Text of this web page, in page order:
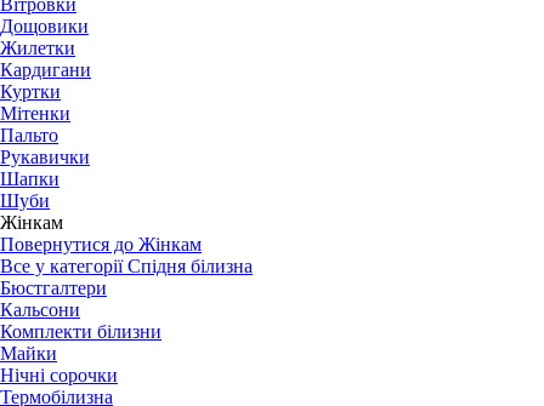
Вітровки
Дощовики
Жилетки
Кардигани
Куртки
Мітенки
Пальто
Рукавички
Шапки
Шуби
Жінкам
Повернутися до Жінкам
Все у категорії Спідня білизна
Бюстгалтери
Кальсони
Комплекти білизни
Майки
Нічні сорочки
Термобілизна